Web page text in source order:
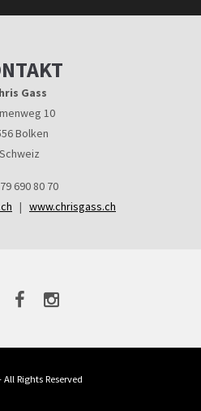
Gass
10
Bolken
Schweiz
690 80 70
| www.chrisgass.ch
Rights Reserved